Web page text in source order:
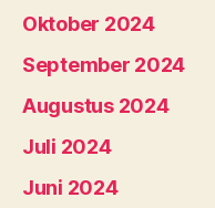
Oktober 2024
September 2024
Augustus 2024
Juli 2024
Juni 2024